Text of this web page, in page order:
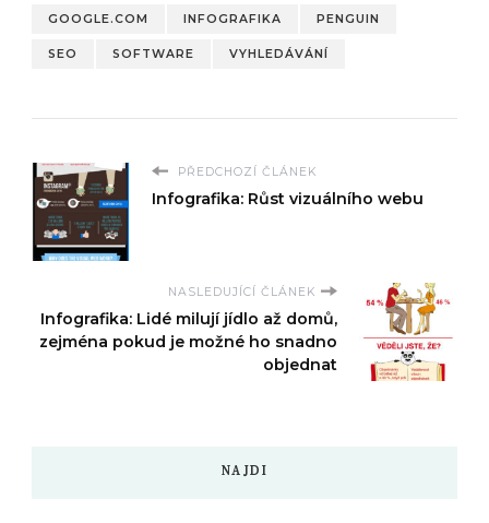
GOOGLE.COM INFOGRAFIKA PENGUIN
SEO SOFTWARE VYHLEDÁVÁNÍ
PŘEDCHOZÍ ČLÁNEK
Infografika: Růst vizuálního webu
NASLEDUJÍCÍ ČLÁNEK
Infografika: Lidé milují jídlo až domů,
zejména pokud je možné ho snadno
objednat
NAJDI